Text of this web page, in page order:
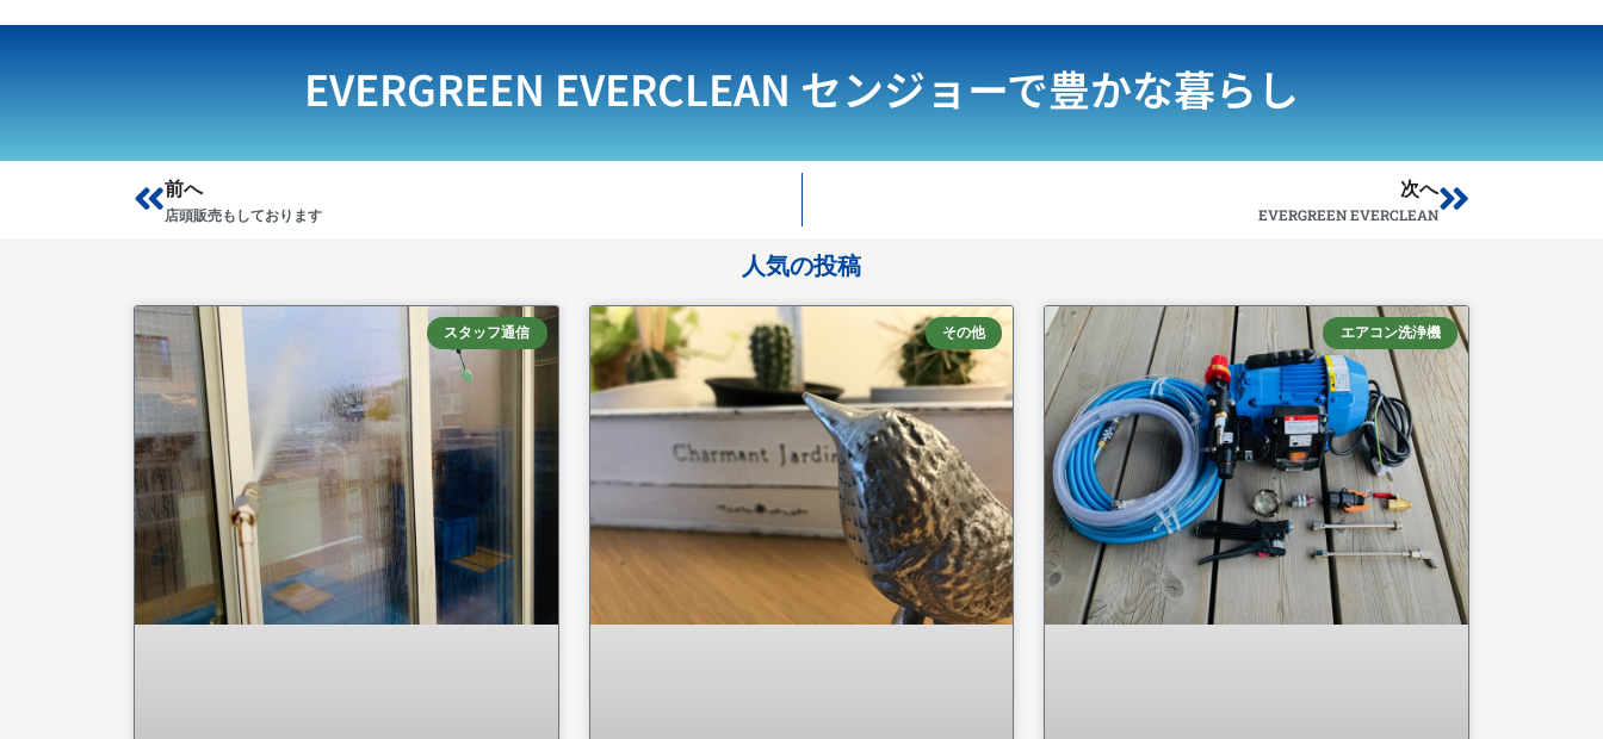
EVERGREEN EVERCLEANセンジョーで豊かな暮らし
Prev
前へ
店頭販売もしております
次へ
EVERGREEN EVERCLEANNext
人気の投稿
スタッフ通信 その他 エアコン洗浄機